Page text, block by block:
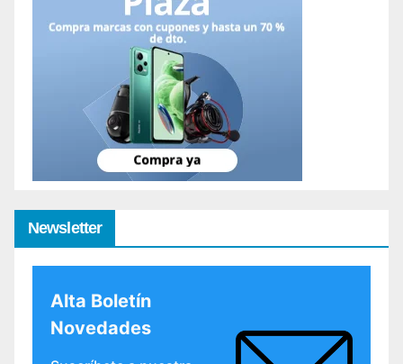
Newsletter
Alta Boletín
Novedades